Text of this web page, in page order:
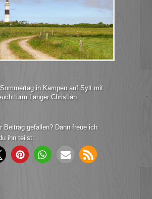
in Kampen auf Sylt mit
Langer Christian.
Beitrag gefallen? Dann freue ich
ihn teilst: